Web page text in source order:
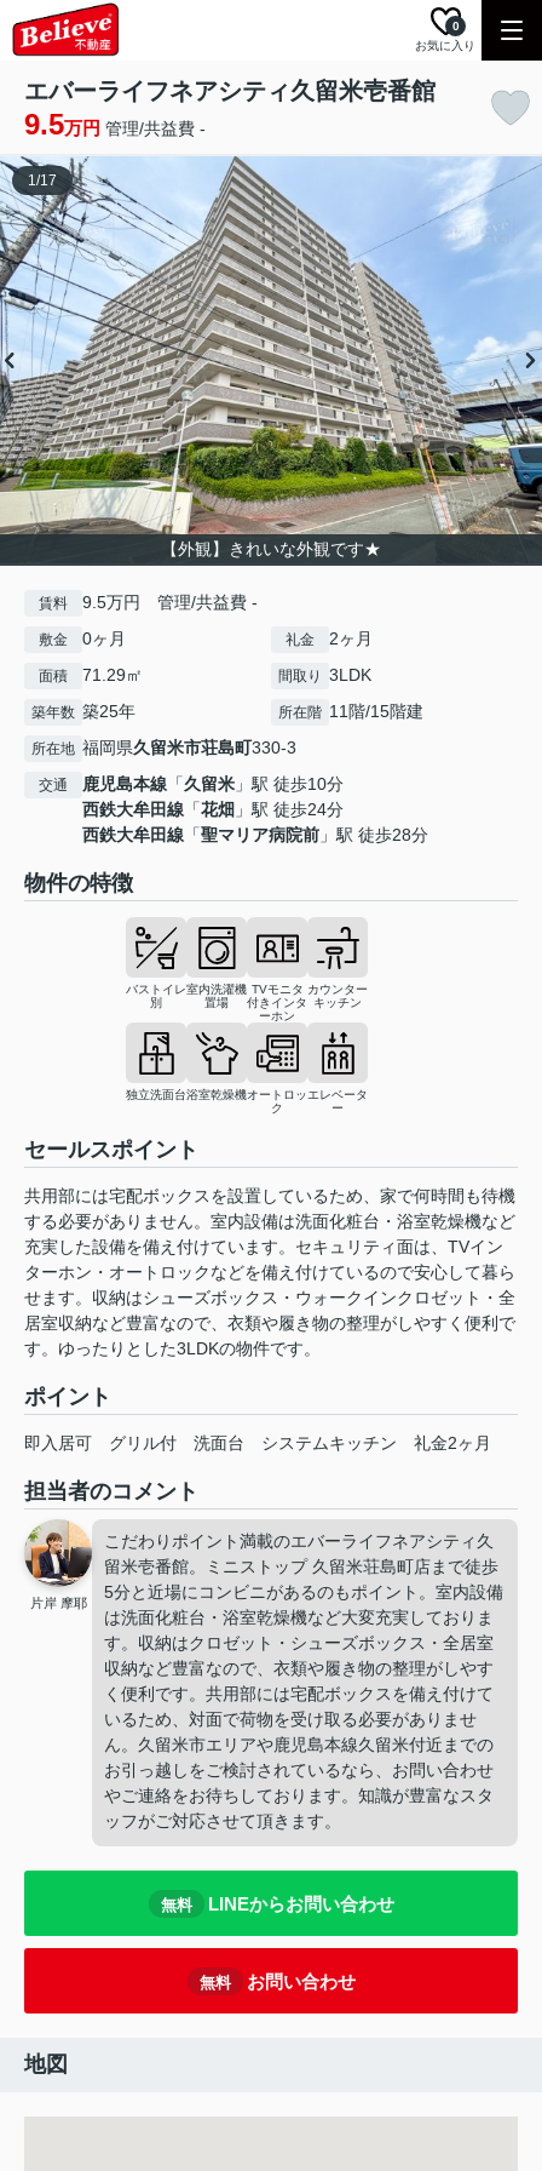
お気に入り
0
エバーライフネアシティ久留米壱番館
9.5万円 管理/共益費 -
【外観】きれいな外観です★
1/17
賃料 9.5万円 管理/共益費 -
敷金 0ヶ月 礼金 2ヶ月
面積 71.29㎡ 間取り 3LDK
築年数 築25年 所在階 11階/15階建
所在地 福岡県久留米市荘島町330-3
交通 鹿児島本線 「久留米 」駅 徒歩10分
西鉄大牟田線 「花畑 」駅 徒歩24分
西鉄大牟田線 「聖マリア病院前 」駅 徒歩28分
物件の特徴
バストイレ
別
室内洗濯機
置場
TVモニタ
付きインタ
ーホン
カウンター
キッチン
独立洗面台浴室乾燥機オートロッ
ク
エレベータ
ー
セールスポイント
共用部には宅配ボックスを設置しているため、家で何時間も待機
する必要がありません。室内設備は洗面化粧台・浴室乾燥機など
充実した設備を備え付けています。セキュリティ面は、TVイン
ターホン・オートロックなどを備え付けているので安心して暮ら
せます。収納はシューズボックス・ウォークインクロゼット・全
居室収納など豊富なので、衣類や履き物の整理がしやすく便利で
す。ゆったりとした3LDKの物件です。
ポイント
即入居可 グリル付 洗面台 システムキッチン 礼金2ヶ月
担当者のコメント
片岸 摩耶
こだわりポイント満載のエバーライフネアシティ久
留米壱番館。ミニストップ 久留米荘島町店まで徒歩
5分と近場にコンビニがあるのもポイント。室内設備
は洗面化粧台・浴室乾燥機など大変充実しておりま
す。収納はクロゼット・シューズボックス・全居室
収納など豊富なので、衣類や履き物の整理がしやす
く便利です。共用部には宅配ボックスを備え付けて
いるため、対面で荷物を受け取る必要がありませ
ん。久留米市エリアや鹿児島本線久留米付近までの
お引っ越しをご検討されているなら、お問い合わせ
やご連絡をお待ちしております。知識が豊富なスタ
ッフがご対応させて頂きます。
無料 LINEからお問い合わせ
無料 お問い合わせ
地図